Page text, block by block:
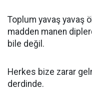
Toplum yavaş yavaş
madden manen
bile değil.
Herkes bize zarar
derdinde.